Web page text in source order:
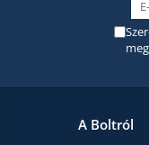
A Boltról